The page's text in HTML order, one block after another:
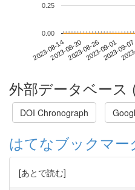
2023-08-142023-08-202023-08-262023-09-012023-09-07
0.00
0.25
外部データベース
DOI Chronograph
はてなブックマー
[あとで読む]